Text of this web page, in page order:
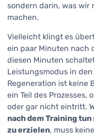
sondern darin, was wir
machen.
Vielleicht klingt es
ein paar Minuten nach
diesen Minuten
Leistungsmodus in
Regeneration ist keine
ein Teil des Prozesses,
oder gar nicht eintritt.
nach dem Training
zu erzielen, muss